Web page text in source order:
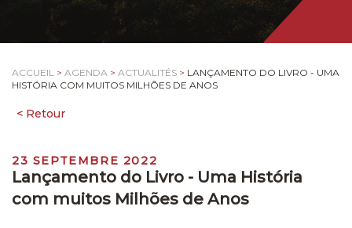
ACCUEIL > AGENDA > ACTUALITÉS > LANÇAMENTO DO LIVRO - UMA
HISTÓRIA COM MUITOS MILHÕES DE ANOS
23 SEPTEMBRE 2022
Lançamento do Livro - Uma História
com muitos Milhões de Anos